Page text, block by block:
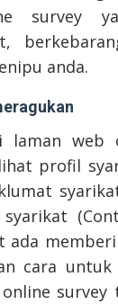
survey
anda.
laman web
profil
ada
cara untuk
online